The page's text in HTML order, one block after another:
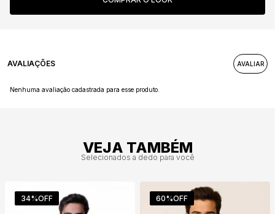
AVALIAÇÕES
Nenhuma avaliação cadastrada para esse produto.
VEJA TAMBÉM
Selecionados a dedo para você
34%OFF 60%OFF